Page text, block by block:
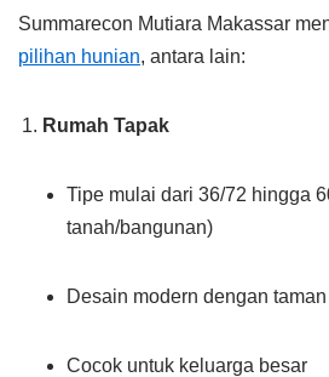
Summarecon Mutiara Makassar
pilihan hunian, antara lain:
Rumah Tapak
Tipe mulai dari 36/72 hingga
tanah/bangunan)
Desain modern dengan
Cocok untuk keluarga besar